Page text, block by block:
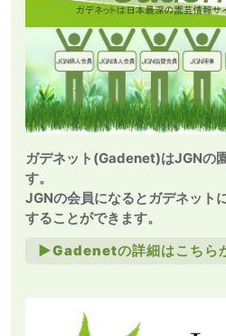
ガデネット(Gadenet)はJGNの
す。
JGNの会員になるとガデネット
することができます。
►Gadenetの詳細はこちら